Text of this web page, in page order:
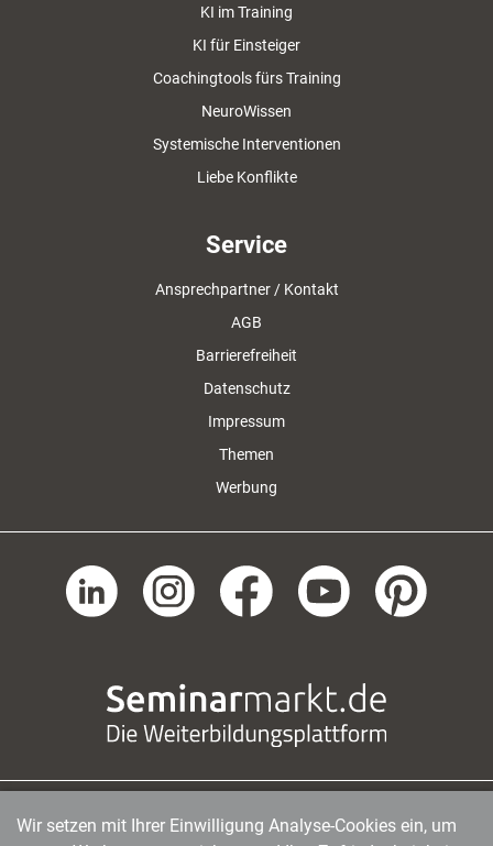
KI im Training
KI für Einsteiger
Coachingtools fürs Training
NeuroWissen
Systemische Interventionen
Liebe Konflikte
Service
Ansprechpartner / Kontakt
AGB
Barrierefreiheit
Datenschutz
Impressum
Themen
Werbung
managerSeminare Verlags GmbH | Endenicher Str. 41
|
Wir setzen mit Ihrer Einwilligung Analyse-Cookies ein, um